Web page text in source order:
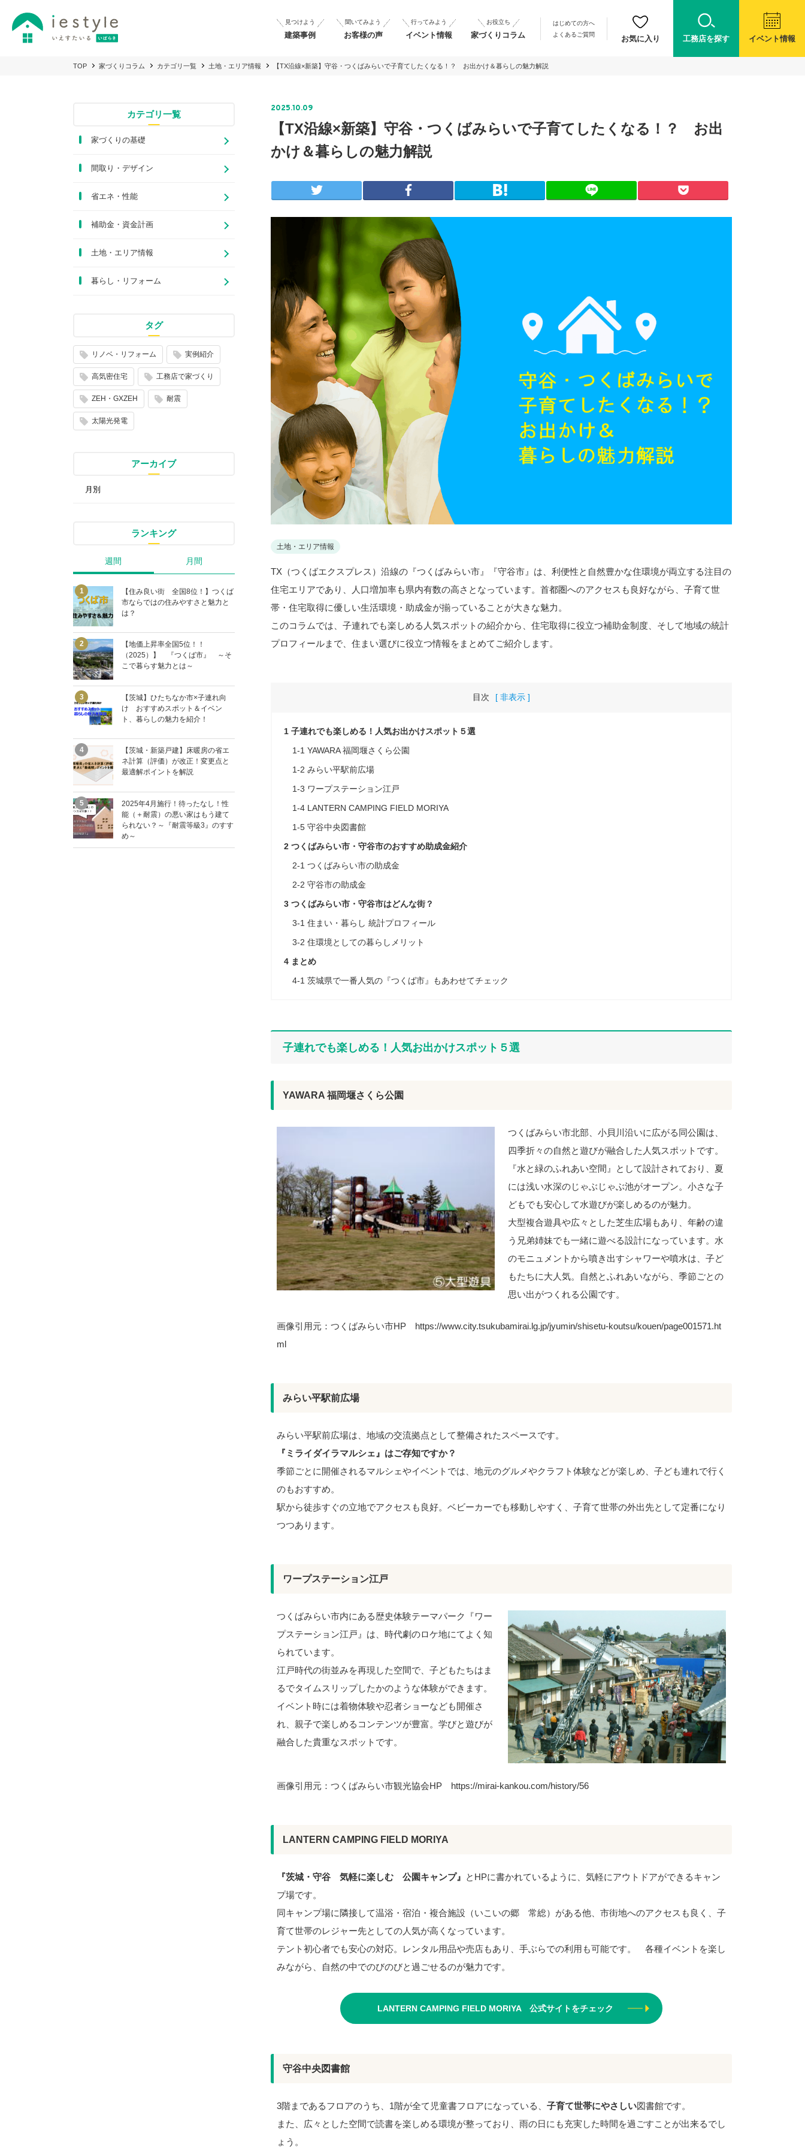
見つけよう
建築事例
聞いてみよう
お客様の声
行ってみよう
イベント情報
お役立ち
家づくりコラム
はじめての方へ
よくあるご質問
お気に入り 工務店を探す イベント情報
TOP 家づくりコラム カテゴリ一覧 土地・エリア情報 【TX沿線×新築】守谷・つくばみらいで子育てしたくなる！？ お出かけ＆暮らしの魅力解説
2025.10.09
【TX沿線×新築】守谷・つくばみらいで子育てしたくなる！？ お出
かけ＆暮らしの魅力解説
土地・エリア情報
TX（つくばエクスプレス）沿線の『つくばみらい市』『守谷市』は、利便性と自然豊かな住環境が両立する注目の
住宅エリアであり、人口増加率も県内有数の高さとなっています。首都圏へのアクセスも良好ながら、子育て世
帯・住宅取得に優しい生活環境・助成金が揃っていることが大きな魅力。
このコラムでは、子連れでも楽しめる人気スポットの紹介から、住宅取得に役立つ補助金制度、そして地域の統計
プロフィールまで、住まい選びに役立つ情報をまとめてご紹介します。
目次 [ 非表示 ]
1 子連れでも楽しめる！人気お出かけスポット５選
1-1 YAWARA 福岡堰さくら公園
1-2 みらい平駅前広場
1-3 ワープステーション江戸
1-4 LANTERN CAMPING FIELD MORIYA
1-5 守谷中央図書館
2 つくばみらい市・守谷市のおすすめ助成金紹介
2-1 つくばみらい市の助成金
2-2 守谷市の助成金
3 つくばみらい市・守谷市はどんな街？
3-1 住まい・暮らし 統計プロフィール
3-2 住環境としての暮らしメリット
4 まとめ
4-1 茨城県で一番人気の『つくば市』もあわせてチェック
子連れでも楽しめる！人気お出かけスポット５選
YAWARA 福岡堰さくら公園
つくばみらい市北部、小貝川沿いに広がる同公園は、
四季折々の自然と遊びが融合した人気スポットです。
『水と緑のふれあい空間』として設計されており、夏
には浅い水深のじゃぶじゃぶ池がオープン。小さな子
どもでも安心して水遊びが楽しめるのが魅力。
大型複合遊具や広々とした芝生広場もあり、年齢の違
う兄弟姉妹でも一緒に遊べる設計になっています。水
のモニュメントから噴き出すシャワーや噴水は、子ど
もたちに大人気。自然とふれあいながら、季節ごとの
思い出がつくれる公園です。
画像引用元：つくばみらい市HP https://www.city.tsukubamirai.lg.jp/jyumin/shisetu-koutsu/kouen/page001571.ht
ml
みらい平駅前広場
みらい平駅前広場は、地域の交流拠点として整備されたスペースです。
『ミライダイラマルシェ』はご存知ですか？
季節ごとに開催されるマルシェやイベントでは、地元のグルメやクラフト体験などが楽しめ、子ども連れで行く
のもおすすめ。
駅から徒歩すぐの立地でアクセスも良好。ベビーカーでも移動しやすく、子育て世帯の外出先として定番になり
つつあります。
ワープステーション江戸
つくばみらい市内にある歴史体験テーマパーク『ワー
プステーション江戸』は、時代劇のロケ地にてよく知
られています。
江戸時代の街並みを再現した空間で、子どもたちはま
るでタイムスリップしたかのような体験ができます。
イベント時には着物体験や忍者ショーなども開催さ
れ、親子で楽しめるコンテンツが豊富。学びと遊びが
融合した貴重なスポットです。
画像引用元：つくばみらい市観光協会HP https://mirai-kankou.com/history/56
LANTERN CAMPING FIELD MORIYA
『茨城・守谷 気軽に楽しむ 公園キャンプ』 とHPに書かれているように、気軽にアウトドアができるキャン
プ場です。
同キャンプ場に隣接して温浴・宿泊・複合施設（いこいの郷 常総）がある他、市街地へのアクセスも良く、子
育て世帯のレジャー先としての人気が高くなっています。
テント初心者でも安心の対応。レンタル用品や売店もあり、手ぶらでの利用も可能です。 各種イベントを楽し
みながら、自然の中でのびのびと過ごせるのが魅力です。
LANTERN CAMPING FIELD MORIYA 公式サイトをチェック
守谷中央図書館
3階まであるフロアのうち、1階が全て児童書フロアになっている、 子育て世帯にやさしい図書館です。
また、広々とした空間で読書を楽しめる環境が整っており、雨の日にも充実した時間を過ごすことが出来るでし
ょう。
カテゴリ一覧
家づくりの基礎
間取り・デザイン
省エネ・性能
補助金・資金計画
土地・エリア情報
暮らし・リフォーム
タグ
リノベ・リフォーム 実例紹介
高気密住宅 工務店で家づくり
ZEH・GXZEH 耐震
太陽光発電
アーカイブ
ランキング
週間 月間
【住み良い街 全国8位！】つくば
市ならではの住みやすさと魅力と
は？
【地価上昇率全国5位！！
（2025）】 『つくば市』 ～そ
こで暮らす魅力とは～
【茨城】ひたちなか市×子連れ向
け おすすめスポット＆イベン
ト、暮らしの魅力を紹介！
【茨城・新築戸建】床暖房の省エ
ネ計算（評価）が改正！変更点と
最適解ポイントを解説
2025年4月施行！待ったなし！性
能（＋耐震）の悪い家はもう建て
られない？～『耐震等級3』のすす
め～